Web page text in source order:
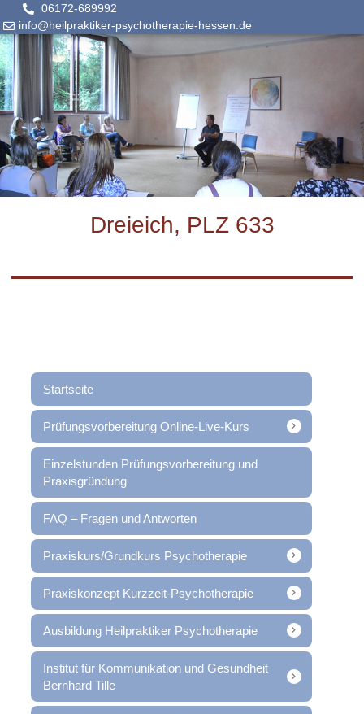
06172-689992
info@heilpraktiker-psychotherapie-hessen.de
Dreieich, PLZ 633
Startseite
Prüfungsvorbereitung Online-Live-Kurs
Einzelstunden Prüfungsvorbereitung und
Praxisgründung
FAQ – Fragen und Antworten
Praxiskurs/Grundkurs Psychotherapie
Praxiskonzept Kurzzeit-Psychotherapie
Ausbildung Heilpraktiker Psychotherapie
Institut für Kommunikation und Gesundheit
Bernhard Tille